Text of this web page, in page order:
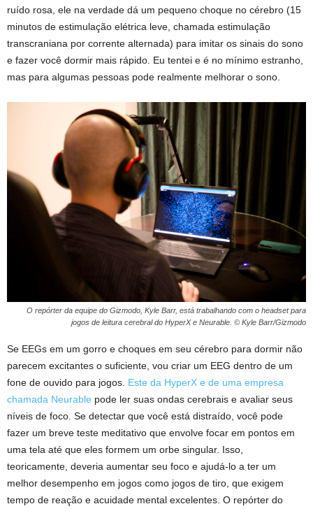
ruído rosa, ele na verdade dá um pequeno choque no cérebro (15
minutos de estimulação elétrica leve, chamada estimulação
transcraniana por corrente alternada) para imitar os sinais do sono
e fazer você dormir mais rápido. Eu tentei e é no mínimo estranho,
mas para algumas pessoas pode realmente melhorar o sono.
O repórter da equipe do Gizmodo, Kyle Barr, está trabalhando com o headset para
jogos de leitura cerebral do HyperX e Neurable. © Kyle Barr/Gizmodo
Se EEGs em um gorro e choques em seu cérebro para dormir não
parecem excitantes o suficiente, vou criar um EEG dentro de um
fone de ouvido para jogos. Este da HyperX e de uma empresa
chamada Neurable pode ler suas ondas cerebrais e avaliar seus
níveis de foco. Se detectar que você está distraído, você pode
fazer um breve teste meditativo que envolve focar em pontos em
uma tela até que eles formem um orbe singular. Isso,
teoricamente, deveria aumentar seu foco e ajudá-lo a ter um
melhor desempenho em jogos como jogos de tiro, que exigem
tempo de reação e acuidade mental excelentes. O repórter do